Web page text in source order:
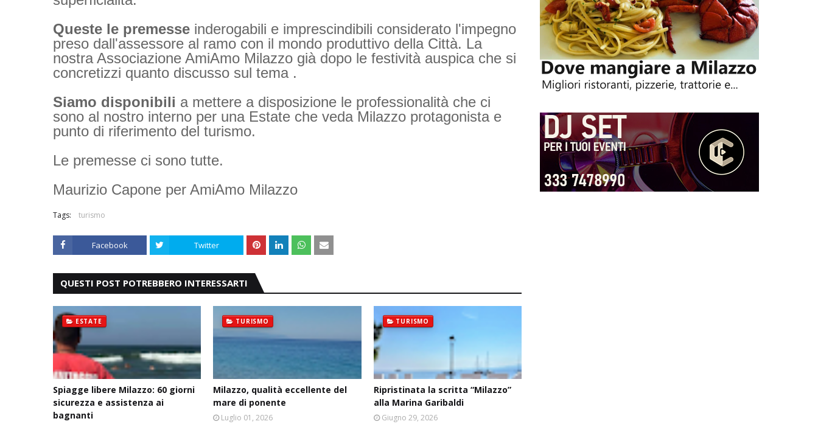
Queste le premesse inderogabili e imprescindibili considerato l'impegno
preso dall'assessore al ramo con il mondo produttivo della Città. La
nostra Associazione AmiAmo Milazzo già dopo le festività auspica che si
concretizzi quanto discusso sul tema .
Siamo disponibili a mettere a disposizione le professionalità che ci
sono al nostro interno per una Estate che veda Milazzo protagonista e
punto di riferimento del turismo.
Le premesse ci sono tutte.
Maurizio Capone per AmiAmo Milazzo
Tags: turismo
Facebook Twitter
QUESTI POST POTREBBERO INTERESSARTI
ESTATE
Spiagge libere Milazzo: 60 giorni
sicurezza e assistenza ai
bagnanti
TURISMO
Milazzo, qualità eccellente del
mare di ponente
Luglio 01, 2026
TURISMO
Ripristinata la scritta “Milazzo”
alla Marina Garibaldi
Giugno 29, 2026